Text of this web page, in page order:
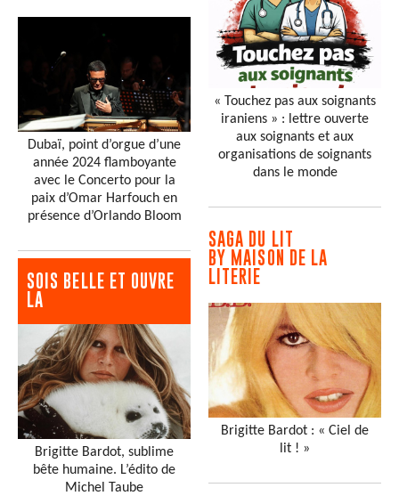
Dubaï, point d’orgue d’une
année 2024 flamboyante
avec le Concerto pour la
paix d’Omar Harfouch en
présence d’Orlando Bloom
SOIS BELLE ET OUVRE
LA
Brigitte Bardot, sublime
bête humaine. L’édito de
Michel Taube
« Touchez pas aux soignants
iraniens » : lettre ouverte
aux soignants et aux
organisations de soignants
dans le monde
SAGA DU LIT
BY MAISON DE LA
LITERIE
Brigitte Bardot : « Ciel de
lit ! »